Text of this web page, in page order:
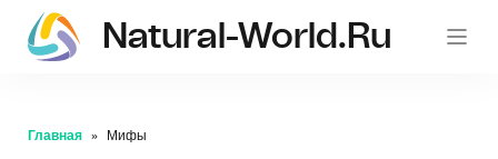
Natural-World.ru
Главная Мифы